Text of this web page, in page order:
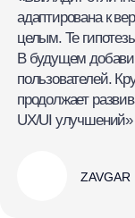
Улучшили
на сайте,
ищет масляный
автомобиля.
в поисковую
«масло